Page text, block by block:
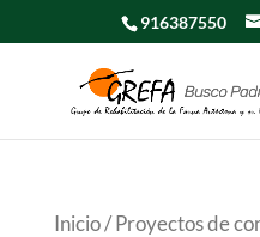
916387550
Inicio/ Proyectos de